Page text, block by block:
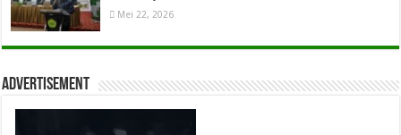
Mei 22, 2026
Advertisement